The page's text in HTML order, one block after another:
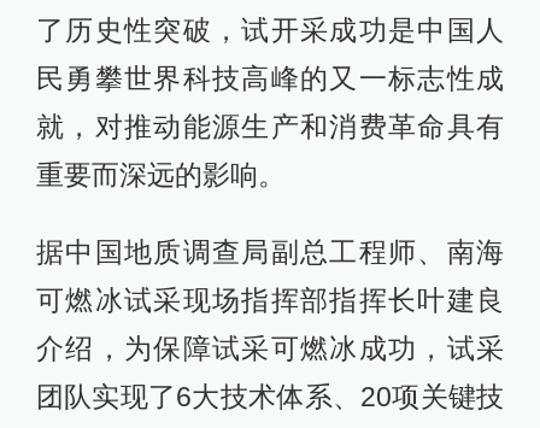
了历史性突破，试开采成功是中国人
民勇攀世界科技高峰的又一标志性成
就，对推动能源生产和消费革命具有
重要而深远的影响。
据中国地质调查局副总工程师、南海
可燃冰试采现场指挥部指挥长叶建良
介绍，为保障试采可燃冰成功，试采
团队实现了6大技术体系、20项关键技